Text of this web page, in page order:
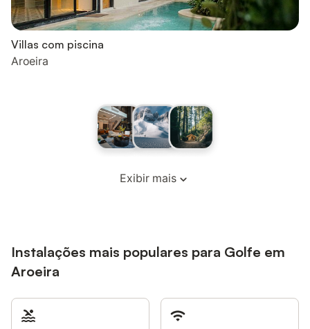
Villas com piscina
Aroeira
Exibir mais
Instalações mais populares para Golfe em
Aroeira